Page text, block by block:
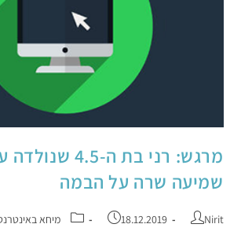
מרגש: רני בת ה-
שמיעה שרה על הבמה
Nirit
18.12.2019 מיחא